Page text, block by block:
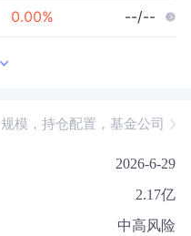
0.00% --/--
0.00 % --/--
--/--
规模，持仓配置，基金公司
2026-6-29
2.17亿
中高风险